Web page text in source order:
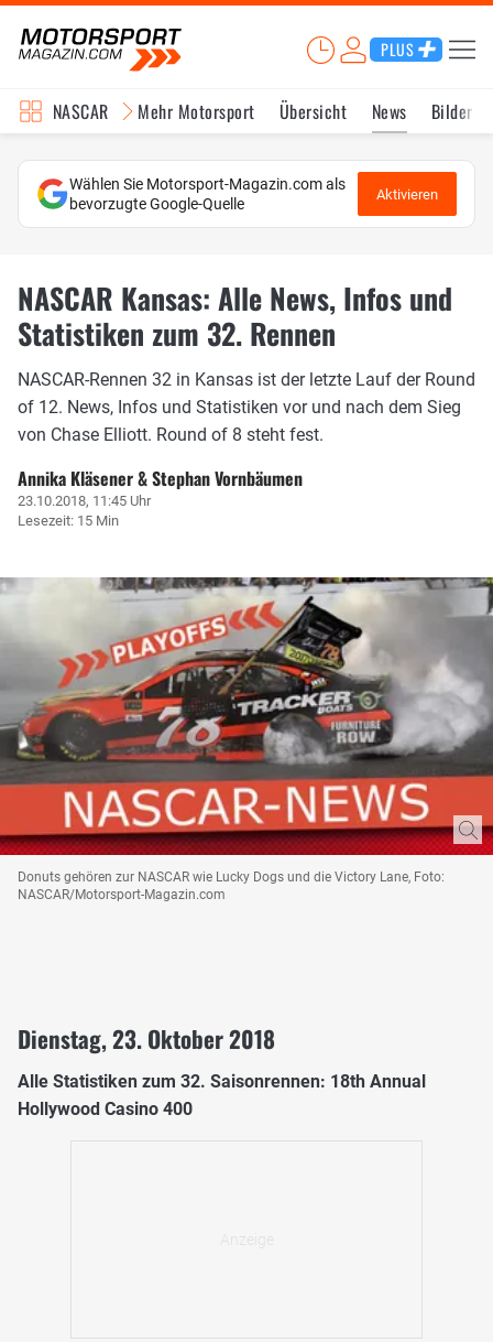
PLUS
NASCAR Mehr Motorsport Übersicht News Bilder
Wählen Sie Motorsport-Magazin.com als
bevorzugte Google-Quelle
Aktivieren
NASCAR Kansas: Alle News, Infos und
Statistiken zum 32. Rennen
NASCAR-Rennen 32 in Kansas ist der letzte Lauf der Round
of 12. News, Infos und Statistiken vor und nach dem Sieg
von Chase Elliott. Round of 8 steht fest.
Annika Kläsener & Stephan Vornbäumen
23.10.2018, 11:45 Uhr
Lesezeit: 15 Min
Donuts gehören zur NASCAR wie Lucky Dogs und die Victory Lane, Foto:
NASCAR/Motorsport-Magazin.com
Dienstag, 23. Oktober 2018
Alle Statistiken zum 32. Saisonrennen: 18th Annual
Hollywood Casino 400